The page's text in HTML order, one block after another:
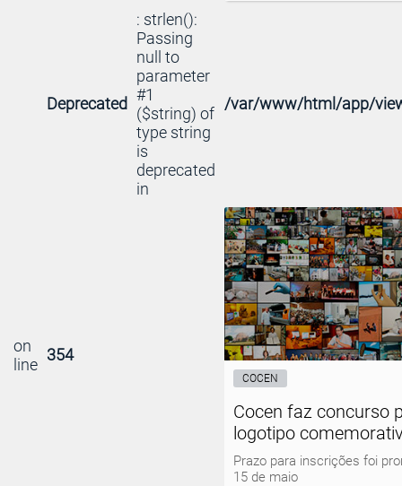
Deprecated
: strlen():
Passing
null to
parameter
#1
($string) of
type string
is
deprecated
in
/var/www/html/app/
on
line 354
COCEN
Cocen faz concurso
logotipo
Prazo para inscrições foi
15 de maio